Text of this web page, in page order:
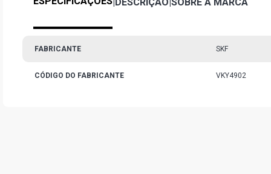
FABRICANTE SKF
CÓDIGO DO FABRICANTE VKY4902